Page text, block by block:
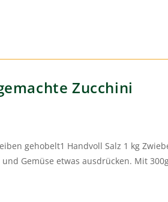
Zucchini
gehobelt1 Handvoll Salz 1 kg
Gemüse etwas ausdrücken. Mit